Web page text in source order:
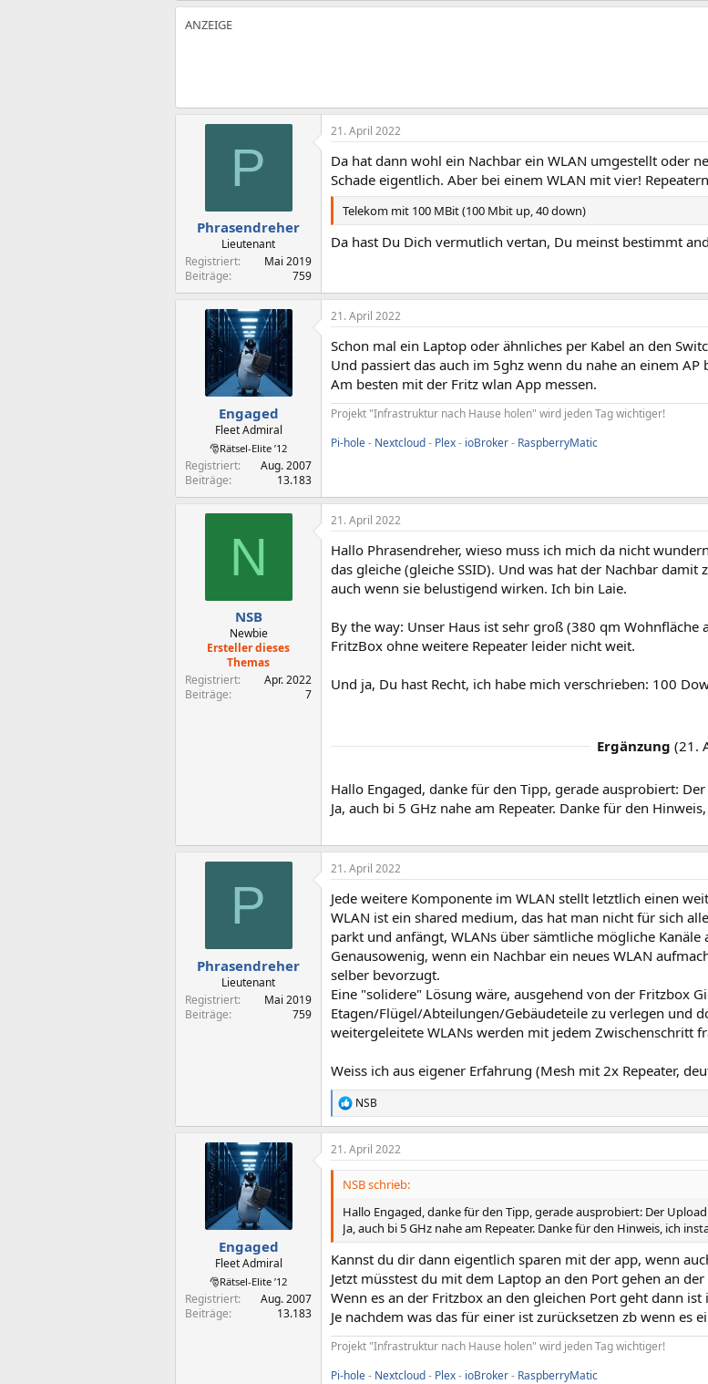
P
Phrasendreher
Lieutenant
Registriert
Mai 2019
Beiträge
759
21. April 2022
Da hat dann wohl ein Nachbar ein WLAN umgestellt oder
Schade eigentlich. Aber bei einem WLAN mit vier!
Telekom mit 100 MBit (100 Mbit up, 40 down)
Da hast Du Dich vermutlich vertan, Du meinst bestimmt
Engaged
Fleet Admiral
🎅Rätsel-Elite ’12
Registriert
Aug. 2007
Beiträge
13.183
21. April 2022
Schon mal ein Laptop oder ähnliches per Kabel an den
Und passiert das auch im 5ghz wenn du nahe an einem AP
Am besten mit der Fritz wlan App messen.
Projekt "Infrastruktur nach Hause holen" wird jeden Tag wichtiger!
Pi-hole- Nextcloud- Plex- ioBroker- RaspberryMatic
N
NSB
Newbie
Ersteller dieses
Themas
Registriert
Apr. 2022
Beiträge
7
21. April 2022
Hallo Phrasendreher, wieso muss ich mich da nicht
das gleiche (gleiche SSID). Und was hat der Nachbar
auch wenn sie belustigend wirken. Ich bin Laie.
By the way: Unser Haus ist sehr groß (380 qm
FritzBox ohne weitere Repeater leider nicht weit.
Und ja, Du hast Recht, ich habe mich verschrieben: 100
Ergänzung (21.
Hallo Engaged, danke für den Tipp, gerade ausprobiert:
Ja, auch bi 5 GHz nahe am Repeater. Danke für den
P
Phrasendreher
Lieutenant
Registriert
Mai 2019
Beiträge
759
21. April 2022
Jede weitere Komponente im WLAN stellt letztlich einen
WLAN ist ein shared medium, das hat man nicht für sich
parkt und anfängt, WLANs über sämtliche mögliche
Genausowenig, wenn ein Nachbar ein neues WLAN
selber bevorzugt.
Eine "solidere" Lösung wäre, ausgehend von der Fritzbox
Etagen/Flügel/Abteilungen/Gebäudeteile zu verlegen und
weitergeleitete WLANs werden mit jedem Zwischenschritt
Weiss ich aus eigener Erfahrung (Mesh mit 2x Repeater,
R
e
a
k
t
n
:
NSB
Engaged
Fleet Admiral
🎅Rätsel-Elite ’12
Registriert
Aug. 2007
Beiträge
13.183
21. April 2022
NSB schrieb:
Hallo Engaged, danke für den Tipp, gerade ausprobiert: Der
Ja, auch bi 5 GHz nahe am Repeater. Danke für den Hinweis, ich
Kannst du dir dann eigentlich sparen mit der app, wenn
Jetzt müsstest du mit dem Laptop an den Port gehen an
Wenn es an der Fritzbox an den gleichen Port geht dann
Je nachdem was das für einer ist zurücksetzen zb wenn es
Projekt "Infrastruktur nach Hause holen" wird jeden Tag wichtiger!
Pi-hole- Nextcloud- Plex- ioBroker- RaspberryMatic